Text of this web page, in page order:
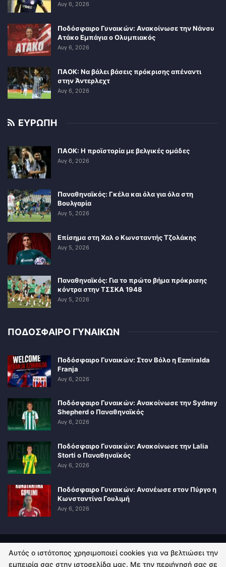
Αυγ 6, 2026
Ποδόσφαιρο Γυναικών: Ανακοίνωσε την Νάνσυ
Ατάκο Εμπάγια ο Ολυμπιακός
Αυγ 6, 2026
ΠΑΟΚ: Να βάλει βάσεις πρόκρισης απέναντι
στην Άντερλεχτ
Αυγ 6, 2026
ΕΥΡΩΠΗ
ΠΑΟΚ: Η προϊστορία με βελγικές ομάδες
Αυγ 6, 2026
Παναθηναϊκός: Γκέλα και όλα για όλα στη
Βουλγαρία
Αυγ 5, 2026
Επίσημα στη Χαλ ο Κωνσταντής Τζολάκης
Αυγ 5, 2026
Παναθηναϊκός: Για το πρώτο βήμα πρόκρισης
κόντρα στην ΤΣΣΚΑ 1948
Αυγ 5, 2026
ΠΟΔΟΣΦΑΙΡΟ ΓΥΝΑΙΚΩΝ
Ποδόσφαιρο Γυναικών: Στον Βόλο η Ezmiralda
Franja
Αυγ 6, 2026
Ποδόσφαιρο Γυναικών: Ανακοίνωσε την Sydney
Shepherd ο Παναθηναϊκός
Αυγ 6, 2026
Ποδόσφαιρο Γυναικών: Ανακοίνωσε την Lalia
Storti ο Παναθηναϊκός
Αυγ 6, 2026
Ποδόσφαιρο Γυναικών: Ανανέωσε στον Πύργο η
Κωνσταντίνα Γουλιμή
Αυγ 6, 2026
ΠΟΛΙΤΙΚΗ ΑΠΟΡΡΗΤΟΥ ΕΠΙΚΟΙΝΩΝΙΑ
Αυτός ο ιστότοπος χρησιμοποιεί cookies για να βελτιώσει την
εμπειρία σας στην ιστοσελίδα μας. Με την περιήγησή σας σε